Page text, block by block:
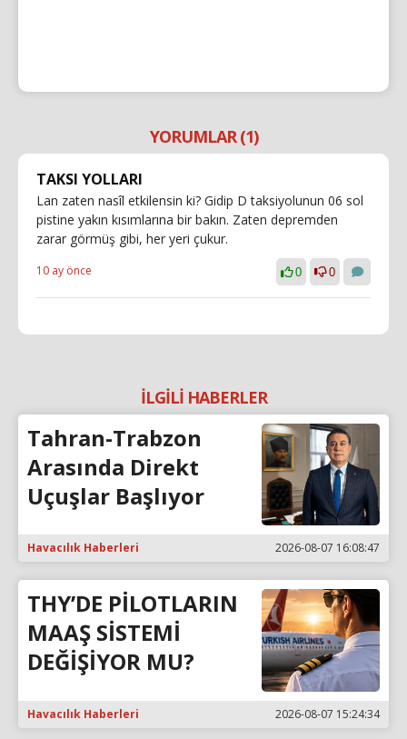
YORUMLAR (1)
TAKSI YOLLARI
Lan zaten nasîl etkilensin ki? Gidip D taksiyolunun 06 sol
pistine yakın kısımlarına bir bakın. Zaten depremden
zarar görmüş gibi, her yeri çukur.
10 ay önce 0 0
İLGİLİ HABERLER
Tahran-Trabzon
Arasında Direkt
Uçuşlar Başlıyor
Havacılık Haberleri 2026-08-07 16:08:47
THY’DE PİLOTLARIN
MAAŞ SİSTEMİ
DEĞİŞİYOR MU?
Havacılık Haberleri 2026-08-07 15:24:34